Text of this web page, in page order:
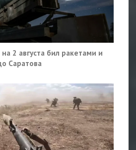
2 августа бил ракетами и
Саратова